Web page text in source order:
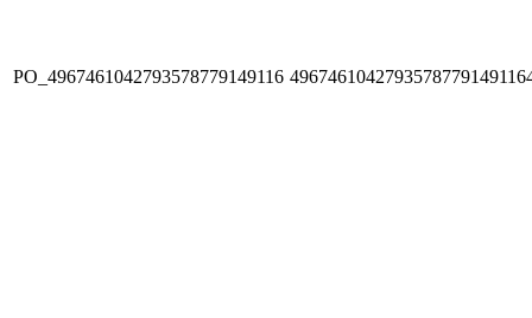
PO_4967461042793578779149116